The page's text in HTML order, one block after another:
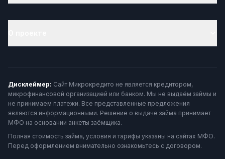
Дисклеймер: Сайт Микрокредито не является кредитором,
микрофинансовой организацией или банком. Мы не выдаём займы и
не принимаем платежи. Все представленные предложения
являются информационными. Решение о выдаче займа принимает
МФО на основании анкеты заёмщика.
Полная стоимость займа, условия и тарифы указаны на сайтах МФО.
Перед оформлением внимательно ознакомьтесь с договором.